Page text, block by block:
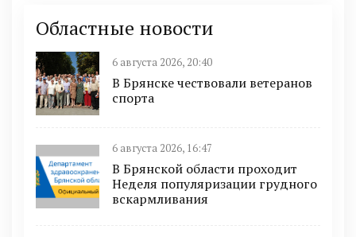
Областные новости
6 августа 2026, 20:40
В Брянске чествовали ветеранов
спорта
6 августа 2026, 16:47
В Брянской области проходит
Неделя популяризации грудного
вскармливания